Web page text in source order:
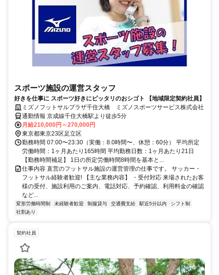
スポーツ施設の運営スタッフ
好きを仕事に スポーツ好きにピッタリのおシゴト 【地域限定契約社員】
ミズノフットサルプラザ千住大橋 ミズノスポーツサービス株式会社
通勤情報 京成線千住大橋駅より徒歩5分
月給210,000円～270,000円
東京都東京23区足立区
勤務時間 07:00〜23:30（実働：8.0時間〜、休憩：60分） 平均所定
労働時間：1ヶ月あたり165時間 平均勤務日数：1ヶ月あたり21日
【勤務時間補足】 1日の所定労働時間8時間を基本と...
仕事内容 直営のフットサル施設の運営管理の仕事です。 サッカー・
フットサル経験者歓迎! 【主な業務内容】 ・受付対応 来場されたお客
様の受付、施設利用のご案内、電話対応、予約確認、利用料金の確認
など...
変形労働時間制 未経験者歓迎 制服貸与 交通費支給 駅近5分以内
シフト制
社割あり
契約社員